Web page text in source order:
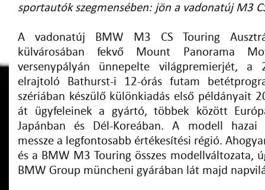
sportautók szegmensében: jön a vadonatúj M3
A vadonatúj BMW M3 CS Touring
külvárosában fekvő Mount Panorama
versenypályán ünnepelte világpremierjét, a
elrajtoló Bathurst-i 12-órás futam
szériában készülő különkiadás első példányait
át ügyfeleinek a gyártó, többek között
Japánban és Dél-Koreában. A modell hazai
messze a legfontosabb értékesítési régió.
és a BMW M3 Touring összes modellváltozata,
BMW Group müncheni gyárában lát majd